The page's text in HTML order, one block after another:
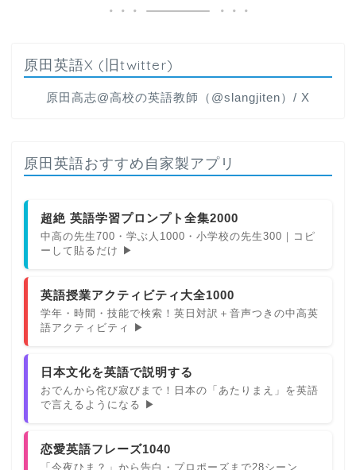
原田英語X (旧twitter)
原田高志@高校の英語教師（@slangjiten）/ X
原田英語おすすめ自家製アプリ
超絶 英語学習プロンプト全集2000
中高の先生700・学ぶ人1000・小学校の先生300｜コピ
ーして貼るだけ ▶
英語授業アクティビティ大全1000
学年・時間・技能で検索！英日対訳＋音声つきの中高英
語アクティビティ ▶
日本文化を英語で説明する
おでんから侘び寂びまで！日本の「あたりまえ」を英語
で言えるようになる ▶
恋愛英語フレーズ1040
「今夜ひま？」から告白・プロポーズまで28シーン